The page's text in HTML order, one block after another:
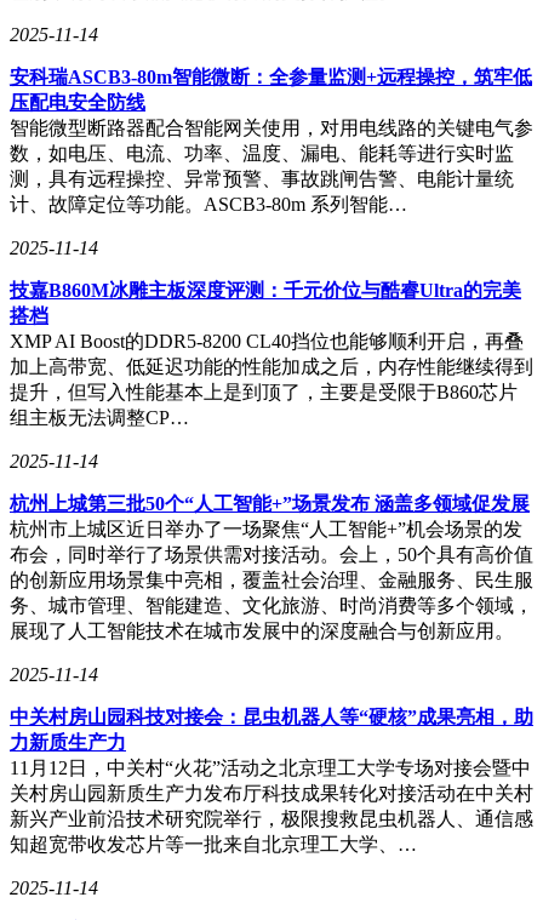
2025-11-14
安科瑞ASCB3-80m智能微断：全参量监测+远程操控，筑牢低
压配电安全防线
智能微型断路器配合智能网关使用，对用电线路的关键电气参
数，如电压、电流、功率、温度、漏电、能耗等进行实时监
测，具有远程操控、异常预警、事故跳闸告警、电能计量统
计、故障定位等功能。ASCB3-80m 系列智能…
2025-11-14
技嘉B860M冰雕主板深度评测：千元价位与酷睿Ultra的完美
搭档
XMP AI Boost的DDR5-8200 CL40挡位也能够顺利开启，再叠
加上高带宽、低延迟功能的性能加成之后，内存性能继续得到
提升，但写入性能基本上是到顶了，主要是受限于B860芯片
组主板无法调整CP…
2025-11-14
杭州上城第三批50个“人工智能+”场景发布 涵盖多领域促发展
杭州市上城区近日举办了一场聚焦“人工智能+”机会场景的发
布会，同时举行了场景供需对接活动。会上，50个具有高价值
的创新应用场景集中亮相，覆盖社会治理、金融服务、民生服
务、城市管理、智能建造、文化旅游、时尚消费等多个领域，
展现了人工智能技术在城市发展中的深度融合与创新应用。
2025-11-14
中关村房山园科技对接会：昆虫机器人等“硬核”成果亮相，助
力新质生产力
11月12日，中关村“火花”活动之北京理工大学专场对接会暨中
关村房山园新质生产力发布厅科技成果转化对接活动在中关村
新兴产业前沿技术研究院举行，极限搜救昆虫机器人、通信感
知超宽带收发芯片等一批来自北京理工大学、…
2025-11-14